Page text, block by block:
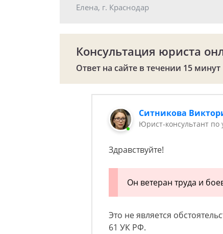
Елена, г. Краснодар
Консультация юриста
Ответ на сайте в течении 15 минут
Ситникова
Юрист-консультант
Здравствуйте!
Он ветеран труда и
Это не является
61 УК РФ.